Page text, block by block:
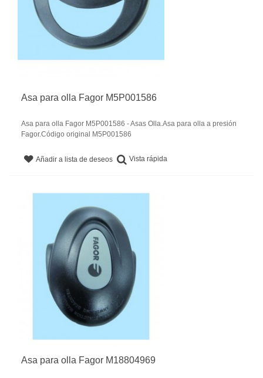
Asa para olla Fagor M5P001586
Asa para olla Fagor M5P001586 - Asas Olla.Asa para olla a presión
Fagor.Código original M5P001586
Añadir a lista de deseos Vista rápida
Asa para olla Fagor M18804969